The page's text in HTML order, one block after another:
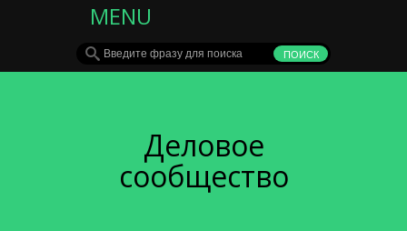
MENU
Деловое
сообщество